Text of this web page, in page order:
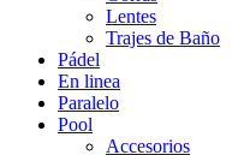
Lentes
Trajes de Baño
Pádel
En linea
Paralelo
Pool
Accesorios